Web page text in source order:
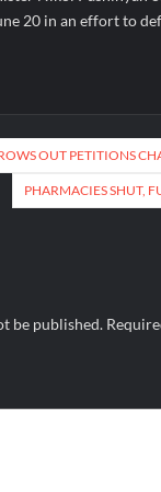
20 in an effort to
OUT PETITIONS
PHARMACIES SHUT,
be published.